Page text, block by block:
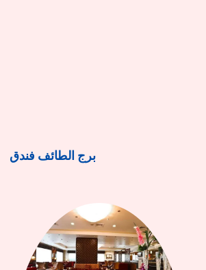
برج الطائف فندق